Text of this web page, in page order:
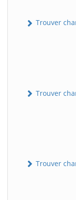
Trouver
Trouver
Trouver